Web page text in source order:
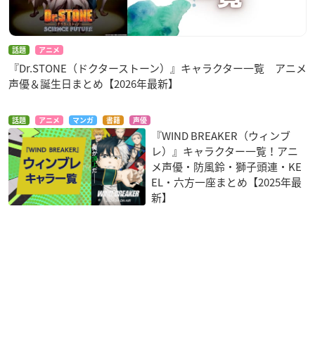
話題 アニメ
『Dr.STONE（ドクターストーン）』キャラクター一覧 アニメ
声優＆誕生日まとめ【2026年最新】
話題 アニメ マンガ 書籍 声優
『WIND BREAKER（ウィンブ
レ）』キャラクター一覧！アニ
メ声優・防風鈴・獅子頭連・KE
EL・六方一座まとめ【2025年最
新】